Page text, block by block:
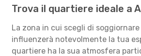
Trova il quartiere ideale a
La zona in cui scegli di
influenzerà notevolmente la tua
quartiere ha la sua atmosfera